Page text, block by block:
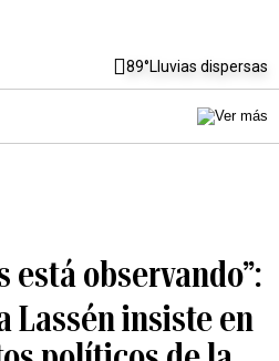
89°Lluvias dispersas
está observando”:
Lassén insiste en